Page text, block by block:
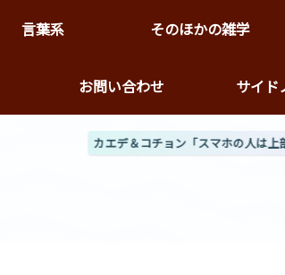
言葉系 そのほかの雑学
お問い合わせ サイド
スマホの人は上部メニューを左右にスクロール可だ
カエ